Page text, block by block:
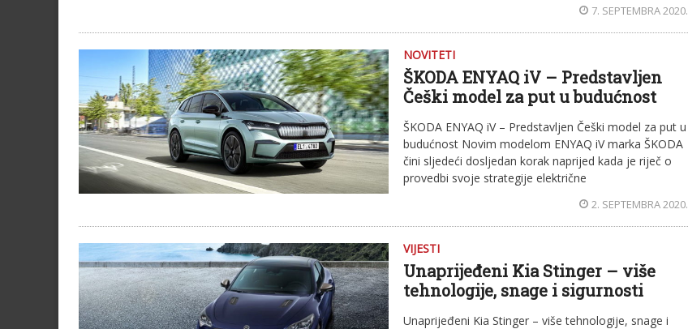
7. SEPTEMBRA 2020.
NOVITETI
ŠKODA ENYAQ iV – Predstavljen
Češki model za put u budućnost
ŠKODA ENYAQ iV – Predstavljen Češki model za put u
budućnost Novim modelom ENYAQ iV marka ŠKODA
čini sljedeći dosljedan korak naprijed kada je riječ o
provedbi svoje strategije električne
2. SEPTEMBRA 2020.
VIJESTI
Unaprijeđeni Kia Stinger – više
tehnologije, snage i sigurnosti
Unaprijeđeni Kia Stinger – više tehnologije, snage i